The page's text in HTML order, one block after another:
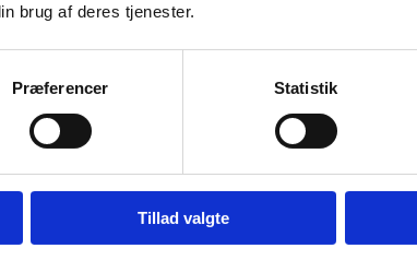
brug af deres tjenester.
Præferencer Statistik
Tillad valgte